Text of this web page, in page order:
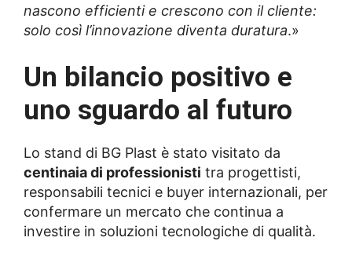
nascono efficienti e crescono con il cliente:
solo così l’innovazione diventa duratura.»
Un bilancio positivo e
uno sguardo al futuro
Lo stand di BG Plast è stato visitato da
centinaia di professionisti tra progettisti,
responsabili tecnici e buyer internazionali, per
confermare un mercato che continua a
investire in soluzioni tecnologiche di qualità.